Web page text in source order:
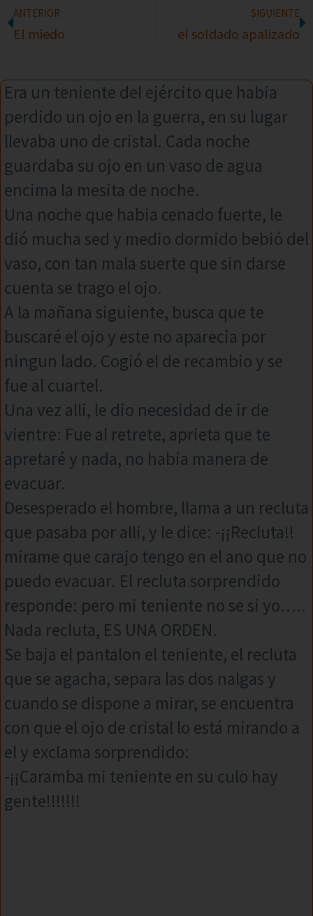
ANTERIOR
El miedo
SIGUIENTE
el soldado apalizado
Era un teniente del ejército que habia
perdido un ojo en la guerra, en su lugar
llevaba uno de cristal. Cada noche
guardaba su ojo en un vaso de agua
encima la mesita de noche.
Una noche que habia cenado fuerte, le
dió mucha sed y medio dormido bebió del
vaso, con tan mala suerte que sin darse
cuenta se trago el ojo.
A la mañana siguiente, busca que te
buscaré el ojo y este no aparecia por
ningun lado. Cogió el de recambio y se
fue al cuartel.
Una vez alli, le dio necesidad de ir de
vientre: Fue al retrete, aprieta que te
apretaré y nada, no habia manera de
evacuar.
Desesperado el hombre, llama a un recluta
que pasaba por alli, y le dice: -¡¡Recluta!!
mirame que carajo tengo en el ano que no
puedo evacuar. El recluta sorprendido
responde: pero mi teniente no se si yo…..
Nada recluta, ES UNA ORDEN.
Se baja el pantalon el teniente, el recluta
que se agacha, separa las dos nalgas y
cuando se dispone a mirar, se encuentra
con que el ojo de cristal lo está mirando a
el y exclama sorprendido:
-¡¡Caramba mi teniente en su culo hay
gente!!!!!!!